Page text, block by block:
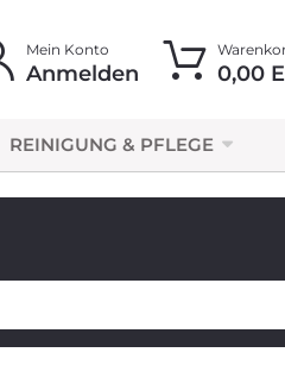
Mein Konto
Anmelden 0,00
REINIGUNG & PFLEGE